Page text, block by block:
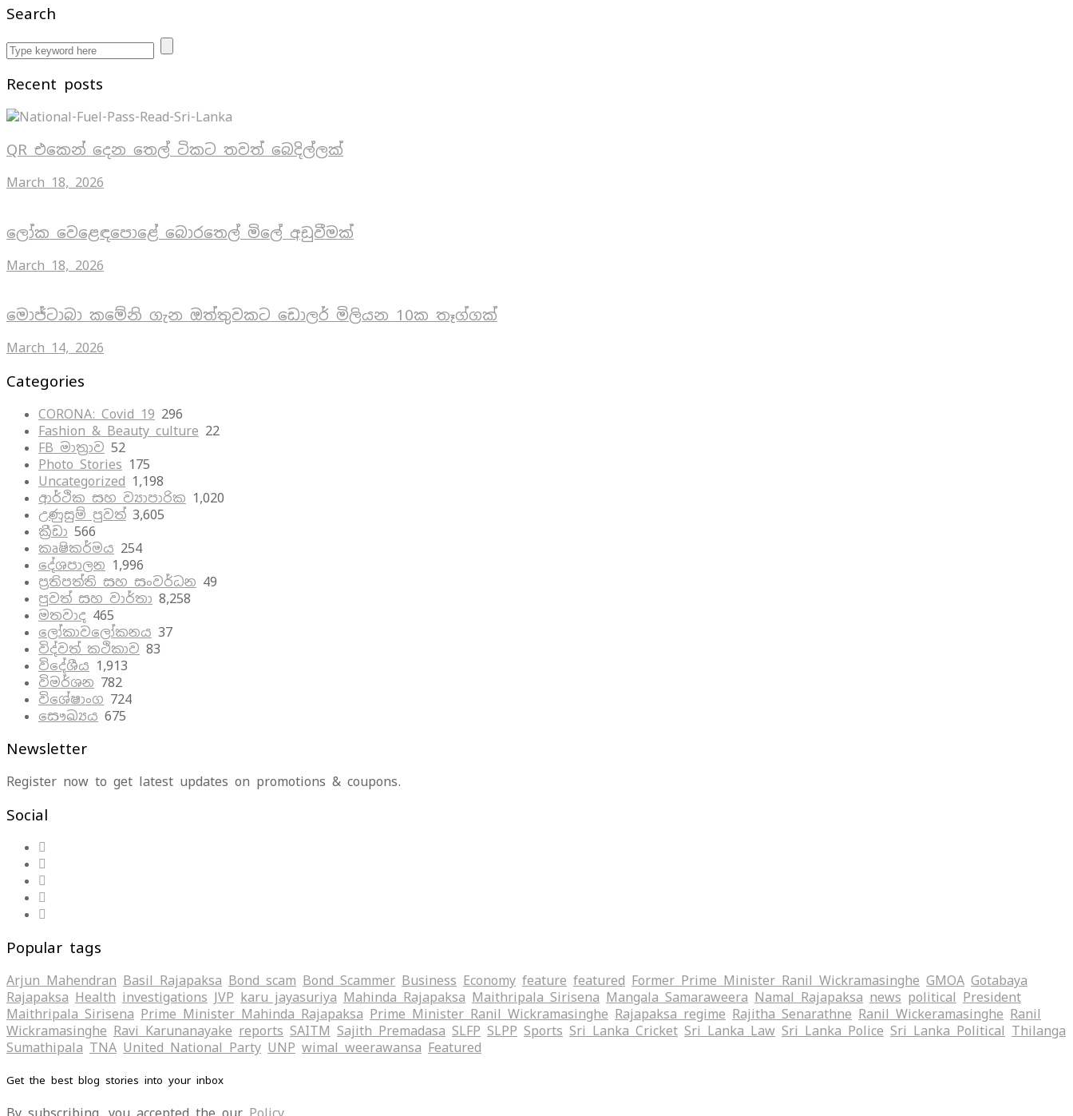
Search
Recent posts
QR එකෙන් දෙන තෙල් ටිකට තවත් බෙදිල්ලක්
March 18, 2026
ලෝක වෙළෙඳපොළේ බොරතෙල් මිලේ අඩුවීමක්
March 18, 2026
මොජ්ටාබා කමේනි ගැන ඔත්තුවකට ඩොලර් මිලියන 10ක තෑග්ගක්
March 14, 2026
Categories
CORONA: Covid 19 296
Fashion & Beauty culture 22
FB මාත්‍රාව 52
Photo Stories 175
Uncategorized 1,198
ආර්ථික සහ ව්‍යාපාරික 1,020
උණුසුම් පුවත් 3,605
ක්‍රීඩා 566
කෘෂිකර්මය 254
දේශපාලන 1,996
ප්‍රතිපත්ති සහ සංවර්ධන 49
පුවත් සහ වාර්තා 8,258
මතවාද 465
ලෝකාවලෝකනය 37
විද්වත් කථිකාව 83
විදේශීය 1,913
විමර්ශන 782
විශේෂාංග 724
සෞඛ්‍යය 675
Newsletter
Register now to get latest updates on promotions & coupons.
Social
Popular tags
Arjun Mahendran Basil Rajapaksa Bond scam Bond Scammer Business Economy feature featured Former Prime Minister Ranil Wickramasinghe GMOA Gotabaya
Rajapaksa Health investigations JVP karu jayasuriya Mahinda Rajapaksa Maithripala Sirisena Mangala Samaraweera Namal Rajapaksa news political President
Maithripala Sirisena Prime Minister Mahinda Rajapaksa Prime Minister Ranil Wickramasinghe Rajapaksa regime Rajitha Senarathne Ranil Wickeramasinghe Ranil
Wickramasinghe Ravi Karunanayake reports SAITM Sajith Premadasa SLFP SLPP Sports Sri Lanka Cricket Sri Lanka Law Sri Lanka Police Sri Lanka Political Thilanga
Sumathipala TNA United National Party UNP wimal weerawansa ‍Featured
Get the best blog stories into your inbox